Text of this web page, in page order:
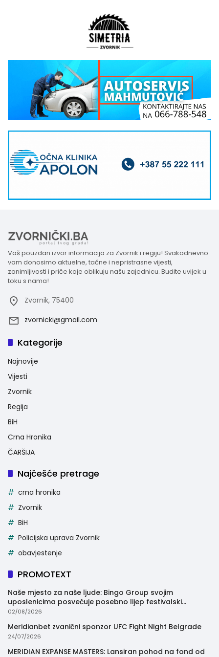
Vaš pouzdan izvor informacija za Zvornik i regiju! Svakodnevno
vam donosimo aktuelne, tačne i nepristrasne vijesti,
zanimljivosti i priče koje oblikuju našu zajednicu. Budite uvijek u
toku s nama!
Zvornik, 75400
zvornicki@gmail.com
Kategorije
Najnovije
Vijesti
Zvornik
Regija
BiH
Crna Hronika
ČARŠIJA
Najčešće pretrage
crna hronika
Zvornik
BiH
Policijska uprava Zvornik
obavjestenje
PROMOTEXT
Naše mjesto za naše ljude: Bingo Group svojim
uposlenicima posvećuje posebno lijep festivalski
trenutak
02/08/2026
Meridianbet zvanični sponzor UFC Fight Night Belgrade
24/07/2026
MERIDIAN EXPANSE MASTERS: Lansiran pohod na fond od